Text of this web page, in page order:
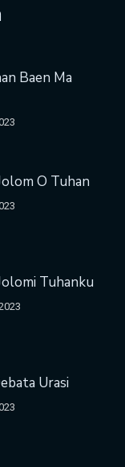
Baen Ma
O Tuhan
Tuhanku
Urasi